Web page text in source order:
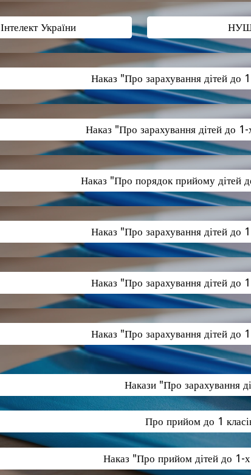
Інтелект України
Наказ "Про зарахування дітей
Наказ "Про зарахування дітей до
Наказ "Про порядок прийому дітей
Наказ "Про зарахування дітей
Наказ "Про зарахування дітей
Наказ "Про зарахування дітей
Накази "Про зарахування
Про прийом до 1
Наказ "Про прийом дітей до